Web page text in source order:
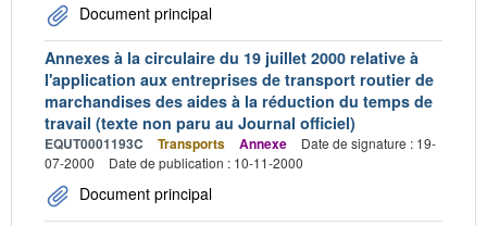
Document principal
Annexes à la circulaire du 19 juillet 2000 relative à
l'application aux entreprises de transport routier de
marchandises des aides à la réduction du temps de
travail (texte non paru au Journal officiel)
EQUT0001193C Transports Annexe
Date de signature : 19-
07-2000
Date de publication : 10-11-2000
Document principal